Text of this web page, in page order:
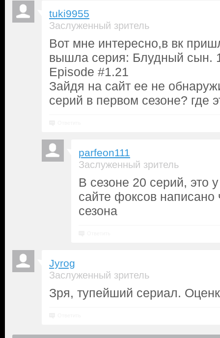
tuki9955
Заслуженный зритель
Вот мне интересно,в вк
вышла серия: Блудный сын.
Episode #1.21
Зайдя на сайт ее не
серий в первом сезоне? где
parfeon111
Заслуженный зритель
В сезоне 20 серий, это
сайте фоксов написано
сезона
Jyrog
Заслуженный зритель
Зря, тупейший сериал.